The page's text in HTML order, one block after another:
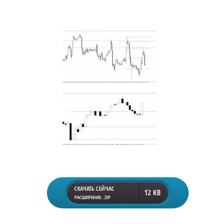
СКАЧАТЬ СЕЙЧАС
РАСШИРЕНИЕ: .ZIP 12 KB